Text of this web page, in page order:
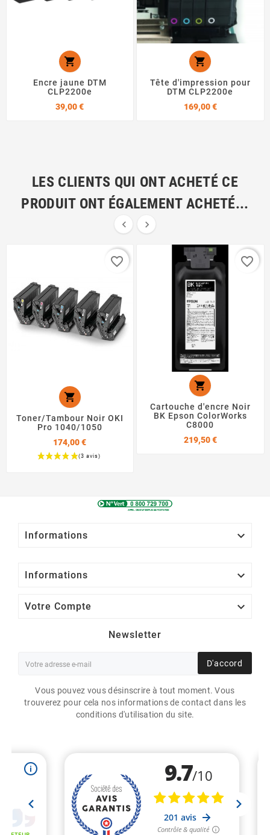

Encre jaune DTM
CLP2200e
39,00 €Prix

Tête d'impression pour
DTM CLP2200e
169,00 €Prix
LES CLIENTS QUI ONT ACHETÉ CE
PRODUIT ONT ÉGALEMENT ACHETÉ...
 

Toner/Tambour Noir OKI
Pro 1040/1050
174,00 €
Prix
favorite_border

Cartouche d'encre Noir
BK Epson ColorWorks
C8000
219,50 €Prix
favorite_border
Informations 
Informations 
Votre Compte 
Newsletter
D'accord
Vous pouvez vous désinscrire à tout moment. Vous
trouverez pour cela nos informations de contact dans les
conditions d'utilisation du site.